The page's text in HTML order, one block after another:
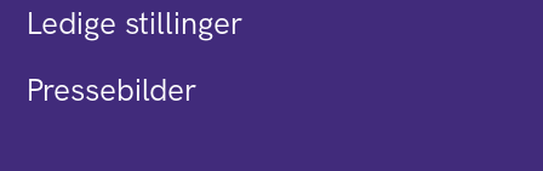
Ledige stillinger
Pressebilder